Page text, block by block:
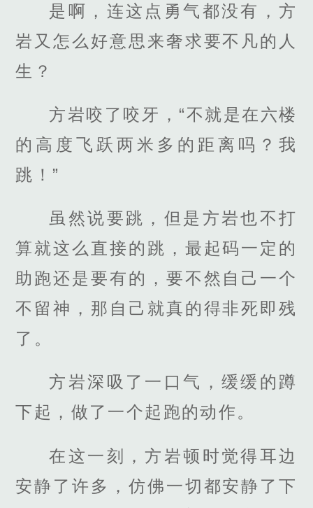
是啊，连这点勇气都没有，方
岩又怎么好意思来奢求要不凡的人
生？
方岩咬了咬牙，“不就是在六楼
的高度飞跃两米多的距离吗？我
跳！”
虽然说要跳，但是方岩也不打
算就这么直接的跳，最起码一定的
助跑还是要有的，要不然自己一个
不留神，那自己就真的得非死即残
了。
方岩深吸了一口气，缓缓的蹲
下起，做了一个起跑的动作。
在这一刻，方岩顿时觉得耳边
安静了许多，仿佛一切都安静了下